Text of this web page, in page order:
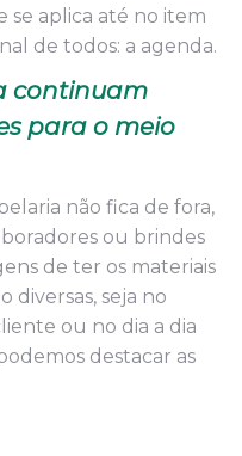
se aplica até no item
de todos: a agenda.
continuam
para o meio
não fica de fora,
ou brindes
de ter os materiais
diversas, seja no
ou no dia a dia
destacar as